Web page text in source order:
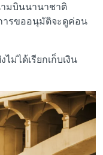
มบินนานาชาติ
ารขออนุมัติจะดูค่อน
ม่ได้เรียกเก็บเงิน